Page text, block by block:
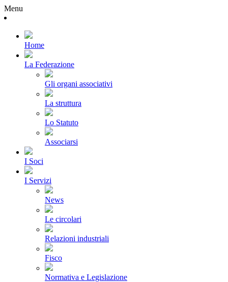
Menu
Home
La Federazione
Gli organi associativi
La struttura
Lo Statuto
Associarsi
I Soci
I Servizi
News
Le circolari
Relazioni industriali
Fisco
Normativa e Legislazione